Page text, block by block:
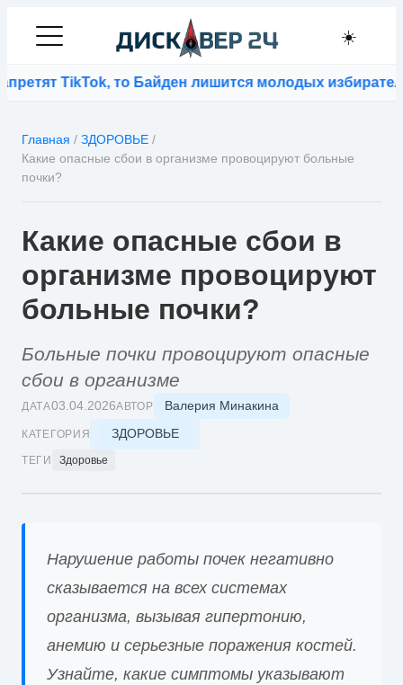
☀️
TikTok, то Байден лишится молодых избирателей⚡
Главная / ЗДОРОВЬЕ /
Какие опасные сбои в организме провоцируют больные
почки?
Какие опасные сбои в
организме провоцируют
больные почки?
Больные почки провоцируют опасные
сбои в организме
ДАТА03.04.2026АВТОР Валерия Минакина
КАТЕГОРИЯ ЗДОРОВЬЕ
ТЕГИ Здоровье
Нарушение работы почек негативно
сказывается на всех системах
организма, вызывая гипертонию,
анемию и серьезные поражения костей.
Узнайте, какие симптомы указывают